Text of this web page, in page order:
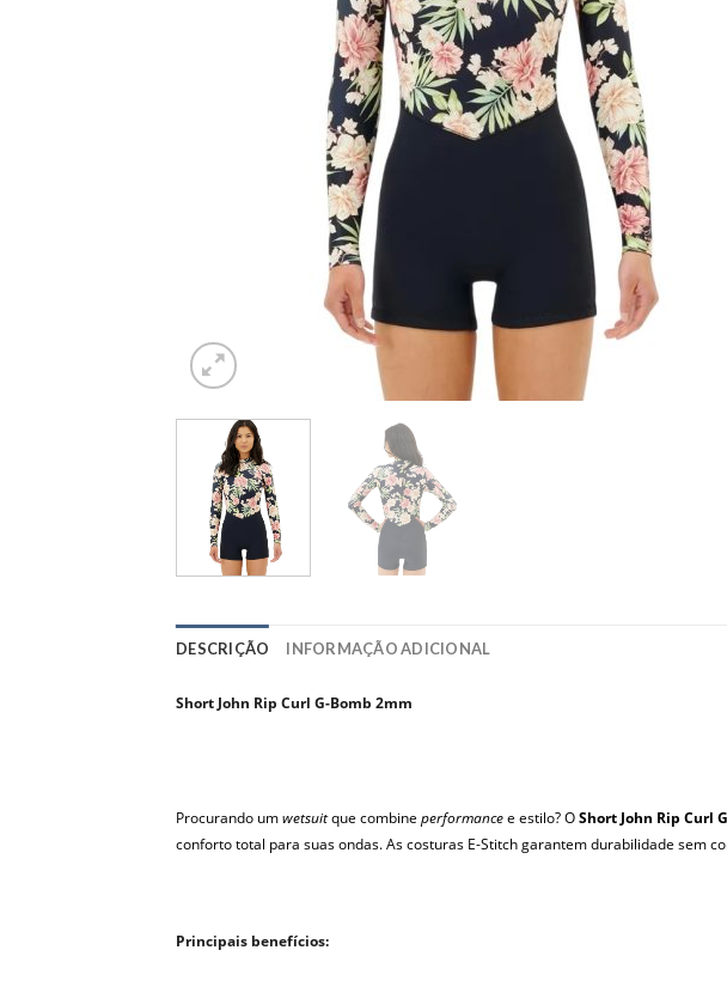
DESCRIÇÃO INFORMAÇÃO ADICIONAL
Short John Rip Curl G-Bomb 2mm
Procurando umwetsuitque combine performancee estilo? OShort John Rip Curl
conforto total para suas ondas. As costuras E-Stitch garantem durabilidade sem
Principais benefícios: